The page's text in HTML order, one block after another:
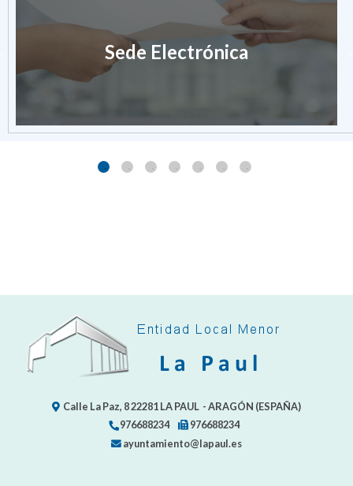
Sede Electrónica
Calle La Paz, 822281LA PAUL - ARAGÓN (ESPAÑA)
976688234
976688234
ayuntamiento@lapaul.es